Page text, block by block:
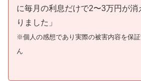
に毎月の利息だけで2〜3万円が消
りました」
※個人の感想であり実際の被害内容を保
ん